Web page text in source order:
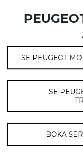
SE PEUGEOT
SE
BOKA